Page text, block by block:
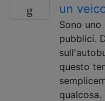
un
Sono
pubblici.
questo